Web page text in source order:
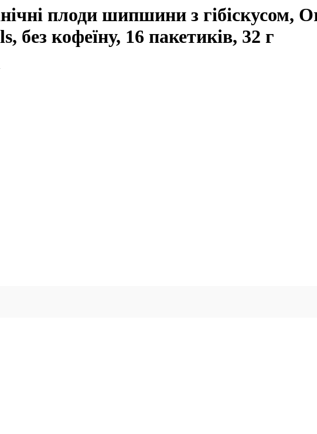
плоди шипшини з гібіскусом,
кофеїну, 16 пакетиків, 32 г